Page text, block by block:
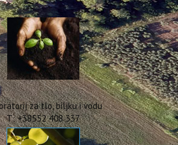
zvanja
informacijama
za tlo, biljku i vodu
T: +38552 408 337